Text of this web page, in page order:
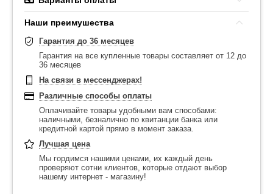
Наши преимушества
Гарантия до 36 месяцев
Гарантия на все купленные товары составляет от 12 до
36 месяцев
На связи в мессенджерах!
Различные способы оплаты
Оплачивайте товары удобными вам способами:
наличными, безналично по квитанции банка или
кредитной картой прямо в момент заказа.
Лучшая цена
Мы гордимся нашими ценами, их каждый день
проверяют сотни клиентов, которые отдают выбор
нашему интернет - магазину!